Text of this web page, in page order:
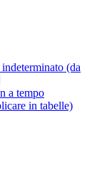
(da
a tempo
in tabelle)